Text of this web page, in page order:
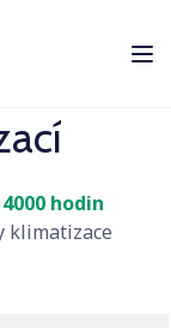
hodin
klimatizace